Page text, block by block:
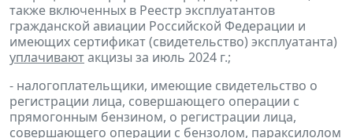
также включенных в Реестр эксплуатантов
гражданской авиации Российской Федерации и
имеющих сертификат (свидетельство) эксплуатанта)
уплачиваютакцизы за июль 2024 г.;
- налогоплательщики, имеющие свидетельство о
регистрации лица, совершающего операции с
прямогонным бензином, о регистрации лица,
совершающего операции с бензолом, параксилолом